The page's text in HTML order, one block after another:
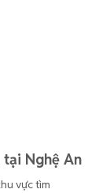
Nghệ An
vực tìm